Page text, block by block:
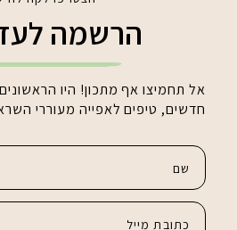
הרשמה
אל תחמיצו אף מתכון! היו
חדשים, טיפים לאפייה מעוררי